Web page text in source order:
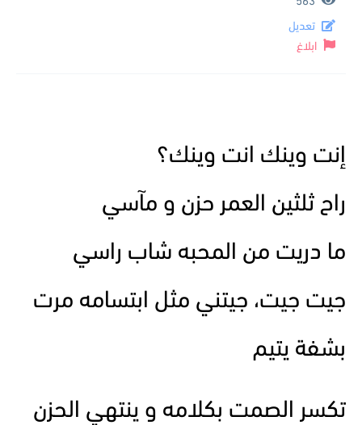
إنت وينك انت وينك؟
راح ثلثين العمر حزن و مآسي
ما دريت من المحبه شاب راسي
جيت جيت، جيتني مثل ابتسامه مرت
بشفة يتيم
تكسر الصمت بكلامه و ينتهي الحزن
تعديل
ابلاغ